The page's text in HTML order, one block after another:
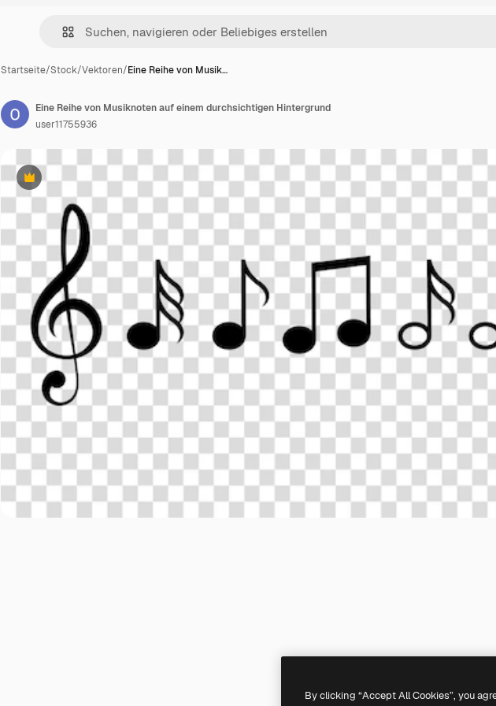
Startseite/Stock/Vektoren/Eine Reihe von Musik…
Premium
Eine Reihe von Musiknoten auf einem durchsichtigen Hintergrund
user11755936
By clicking “Accept All Cookies”, you